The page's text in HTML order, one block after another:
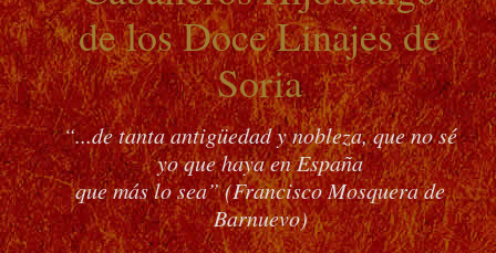
de los Doce Linajes de
Soria
“...de tanta antigüedad y nobleza, que no sé
yo que haya en España
que más lo sea” (Francisco Mosquera de
Barnuevo)